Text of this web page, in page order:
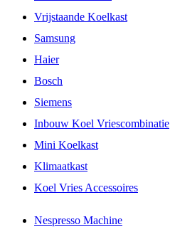
Vrijstaande Koelkast
Samsung
Haier
Bosch
Siemens
Inbouw Koel Vriescombinatie
Mini Koelkast
Klimaatkast
Koel Vries Accessoires
Nespresso Machine